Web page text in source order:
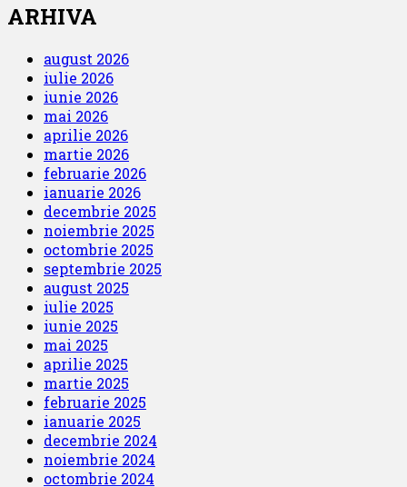
ARHIVA
august 2026
iulie 2026
iunie 2026
mai 2026
aprilie 2026
martie 2026
februarie 2026
ianuarie 2026
decembrie 2025
noiembrie 2025
octombrie 2025
septembrie 2025
august 2025
iulie 2025
iunie 2025
mai 2025
aprilie 2025
martie 2025
februarie 2025
ianuarie 2025
decembrie 2024
noiembrie 2024
octombrie 2024